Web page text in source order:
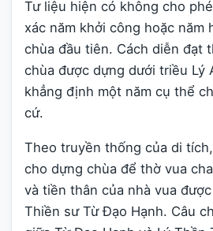
Tư liệu hiện có không cho
xác năm khởi công hoặc năm
chùa đầu tiên. Cách diễn đạt
chùa được dựng dưới triều Lý
khẳng định một năm cụ thể
cứ.
Theo truyền thống của di
cho dựng chùa để thờ vua
và tiền thân của nhà vua
Thiền sư Từ Đạo Hạnh. Câu